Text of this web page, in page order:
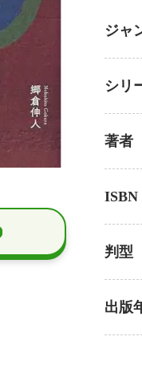
ジャ
シリ
著者
ISBN
判型
出版